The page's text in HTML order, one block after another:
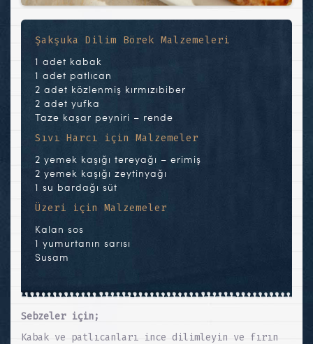
Şakşuka Dilim Börek Malzemeleri
1 adet kabak
1 adet patlıcan
2 adet közlenmiş kırmızıbiber
2 adet yufka
Taze kaşar peyniri – rende
Sıvı Harcı için Malzemeler
2 yemek kaşığı tereyağı – erimiş
2 yemek kaşığı zeytinyağı
1 su bardağı süt
Üzeri için Malzemeler
Kalan sos
1 yumurtanın sarısı
Susam
Sebzeler için;
Kabak ve patlıcanları ince dilimleyin ve fırın